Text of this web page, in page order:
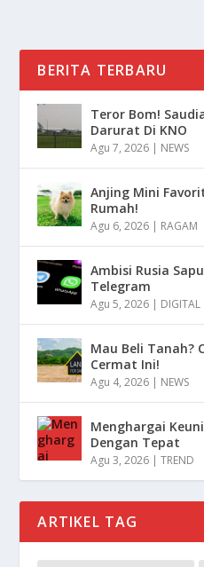
BERITA TERBARU
Teror Bom!
Darurat Di KNO
Agu 7, 2026 | NEWS
Anjing Mini
Rumah!
Agu 6, 2026 | RAGAM
Ambisi Rusia
Telegram
Agu 5, 2026 | DIGITAL
Mau Beli Tanah?
Cermat Ini!
Agu 4, 2026 | NEWS
Menghargai
Dengan Tepat
Agu 3, 2026 |TREND
ARTIKEL TAG